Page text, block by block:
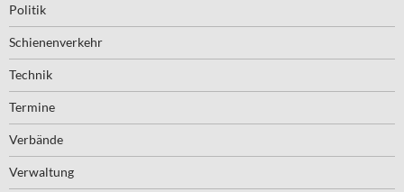
Politik
Schienenverkehr
Technik
Termine
Verbände
Verwaltung